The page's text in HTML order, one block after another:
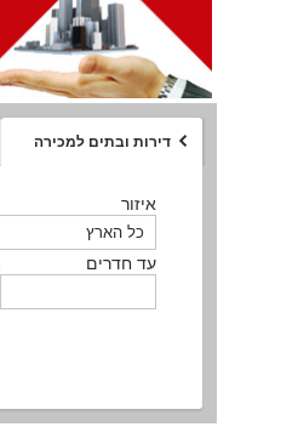
דירות ובתים למכירה
איזור
עד חדרים
איזור
עד חדרים
איזור
עד חדרים
איזור
סוג הנכס
סוג הנכס
איזור
עד חדרים
איזור
סוג הנכס